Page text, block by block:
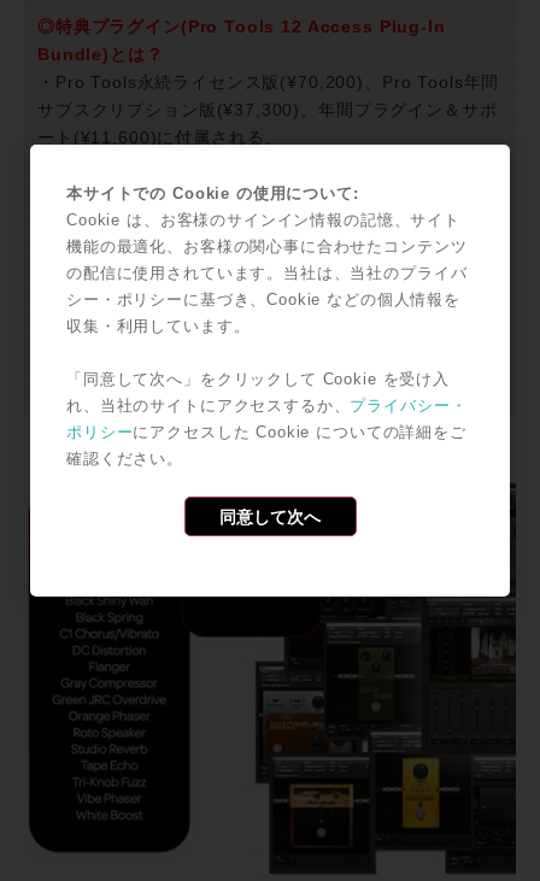
◎特典プラグイン(Pro Tools 12 Access Plug-In
Bundle)とは？
・Pro Tools永続ライセンス版(¥70,200)、Pro Tools年間
サブスクリプション版(¥37,300)、年間プラグイン＆サポ
ート(¥11,600)に付属される、
で搭載されるプラグインに加え以下のプラグインが追加
されます。
Space 、BBD Delay、 Black Op Distortion 、Black
Shiny Wah、 Black Spring 、C1 Chorus/Vibrato、 DC
Distortion 、Flanger、 Gray Compressor、 Green
JRC Overdrive、 Orange Phaser 、Roto Speaker 、
Phaser、 White Boost
本サイトでの Cookie の使用について:
Cookie は、お客様のサインイン情報の記憶、サイト
機能の最適化、お客様の関心事に合わせたコンテンツ
の配信に使用されています。当社は、当社のプライバ
シー・ポリシーに基づき、Cookie などの個人情報を
収集・利用しています。
「同意して次へ」をクリックして Cookie を受け入
れ、当社のサイトにアクセスするか、 プライバシー・
ポリシーにアクセスした Cookie についての詳細をご
確認ください。
同意して次へ